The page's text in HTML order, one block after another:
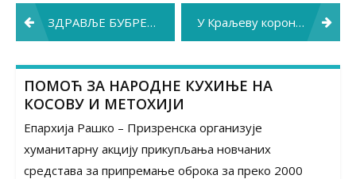
Post
navigation
ЗДРАВЉЕ БУБРЕГА СВИМА И СВУДА – КВАЛИТЕТАН ЖИВОТ ЈЕ МОГУЋ У Краљеву корона не посустаје
ПОМОЋ ЗА НАРОДНЕ КУХИЊЕ НА
КОСОВУ И МЕТОХИЈИ
Епархија Рашко – Призренска организује
хуманитарну акцију прикупљања новчаних
средстава за припремање оброка за преко 2000